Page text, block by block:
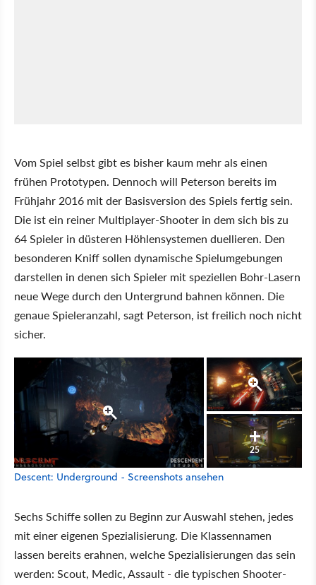
Vom Spiel selbst gibt es bisher kaum mehr als einen
frühen Prototypen. Dennoch will Peterson bereits im
Frühjahr 2016 mit der Basisversion des Spiels fertig sein.
Die ist ein reiner Multiplayer-Shooter in dem sich bis zu
64 Spieler in düsteren Höhlensystemen duellieren. Den
besonderen Kniff sollen dynamische Spielumgebungen
darstellen in denen sich Spieler mit speziellen Bohr-Lasern
neue Wege durch den Untergrund bahnen können. Die
genaue Spieleranzahl, sagt Peterson, ist freilich noch nicht
sicher.
25
Descent: Underground - Screenshots ansehen
Sechs Schiffe sollen zu Beginn zur Auswahl stehen, jedes
mit einer eigenen Spezialisierung. Die Klassennamen
lassen bereits erahnen, welche Spezialisierungen das sein
werden: Scout, Medic, Assault - die typischen Shooter-